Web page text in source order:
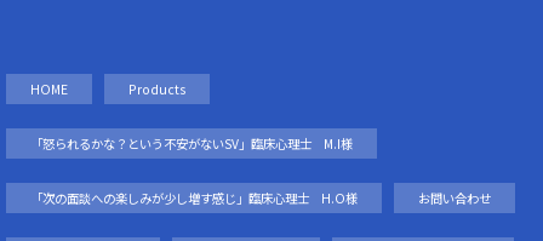
HOME Products
「怒られるかな？という不安がないSV」臨床心理士 M.I様
「次の面談への楽しみが少し増す感じ」臨床心理士 H.O様 お問い合わせ